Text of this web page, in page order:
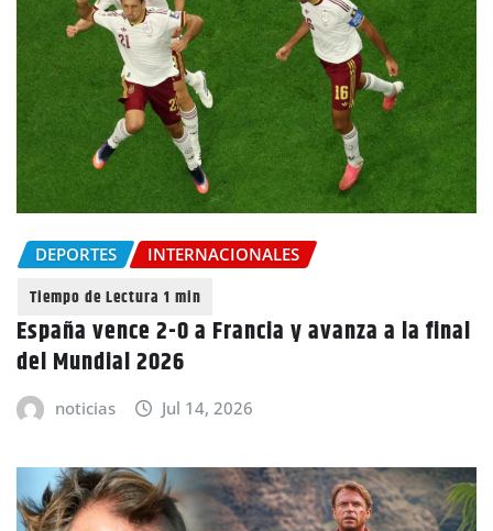
DEPORTES INTERNACIONALES
España vence 2-0 a Francia y avanza a la final
del Mundial 2026
noticias Jul 14, 2026